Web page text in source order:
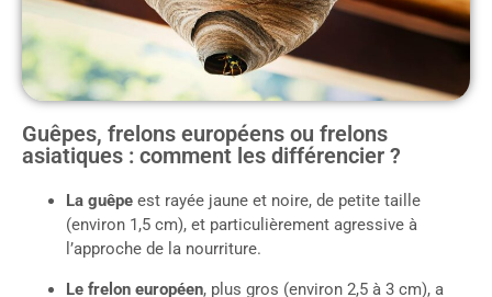
Guêpes, frelons européens ou frelons
asiatiques : comment les différencier ?
La guêpe est rayée jaune et noire, de petite taille
(environ 1,5 cm), et particulièrement agressive à
l’approche de la nourriture.
Le frelon européen, plus gros (environ 2,5 à 3 cm), a